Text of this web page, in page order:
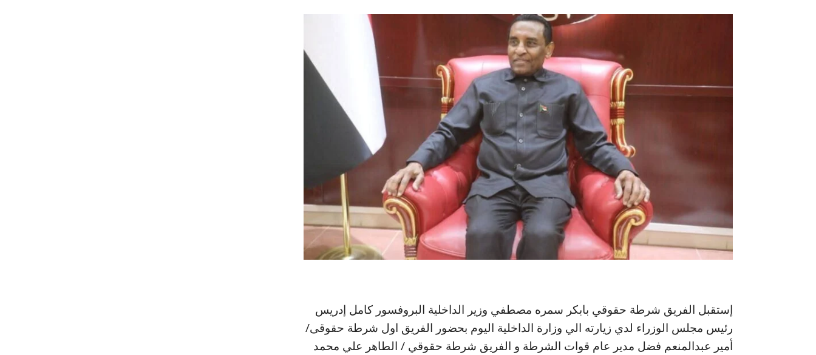
إستقبل الفريق شرطة حقوقي بابكر سمره مصطفي وزير الداخلية البروفسور كامل إدريس
رئيس مجلس الوزراء لدي زيارته الي وزارة الداخلية اليوم بحضور الفريق اول شرطة حقوقى/
أمير عبدالمنعم فضل مدير عام قوات الشرطة و الفريق شرطة حقوقي / الطاهر علي محمد